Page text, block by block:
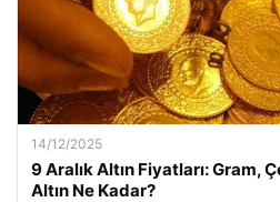
14/12/2025
9 Aralık Altın Fiyatları: Gram,
Altın Ne Kadar?